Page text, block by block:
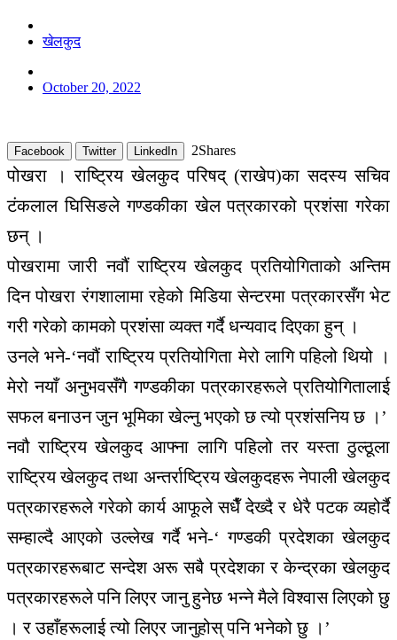
खेलकुद
October 20, 2022
Facebook Twitter LinkedIn 2Shares
पोखरा । राष्ट्रिय खेलकुद परिषद् (राखेप)का सदस्य सचिव
टंकलाल घिसिङले गण्डकीका खेल पत्रकारको प्रशंसा गरेका
छन् ।
पोखरामा जारी नवौं राष्ट्रिय खेलकुद प्रतियोगिताको अन्तिम
दिन पोखरा रंगशालामा रहेको मिडिया सेन्टरमा पत्रकारसँग भेट
गरी गरेको कामको प्रशंसा व्यक्त गर्दै धन्यवाद दिएका हुन् ।
उनले भने-‘नवौं राष्ट्रिय प्रतियोगिता मेरो लागि पहिलो थियो ।
मेरो नयाँ अनुभवसँगै गण्डकीका पत्रकारहरूले प्रतियोगितालाई
सफल बनाउन जुन भूमिका खेल्नु भएको छ त्यो प्रशंसनिय छ ।’
नवौ राष्ट्रिय खेलकुद आफ्ना लागि पहिलो तर यस्ता ठुल्ठूला
राष्ट्रिय खेलकुद तथा अन्तर्राष्ट्रिय खेलकुदहरू नेपाली खेलकुद
पत्रकारहरूले गरेको कार्य आफूले सधैँ देख्दै र धेरै पटक व्यहोर्दै
सम्हाल्दै आएको उल्लेख गर्दै भने-‘ गण्डकी प्रदेशका खेलकुद
पत्रकारहरूबाट सन्देश अरू सबै प्रदेशका र केन्द्रका खेलकुद
पत्रकारहरूले पनि लिएर जानु हुनेछ भन्ने मैले विश्वास लिएको छु
। र उहाँहरूलाई त्यो लिएर जानुहोस् पनि भनेको छु ।’